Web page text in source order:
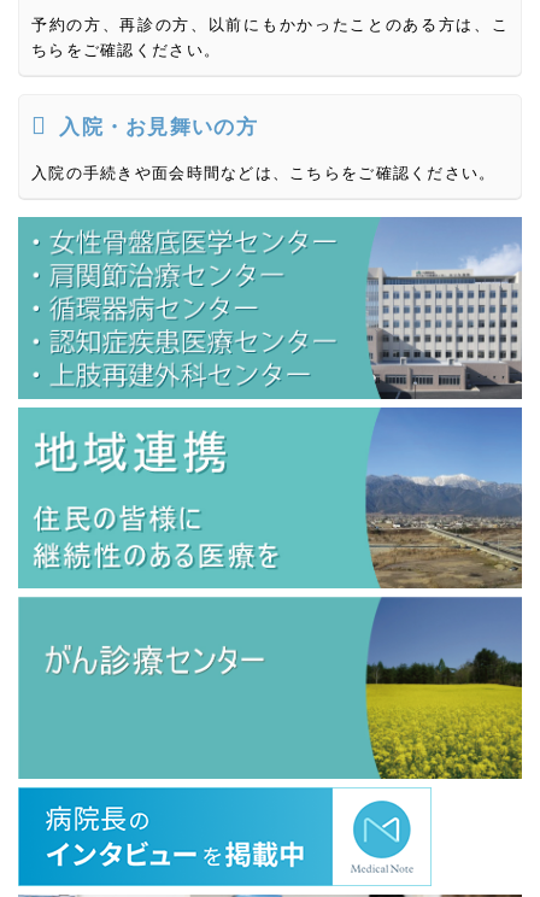
予約の方、再診の方、以前にもかかったことのある方は、こ
ちらをご確認ください。
入院・お見舞いの方
入院の手続きや面会時間などは、こちらをご確認ください。